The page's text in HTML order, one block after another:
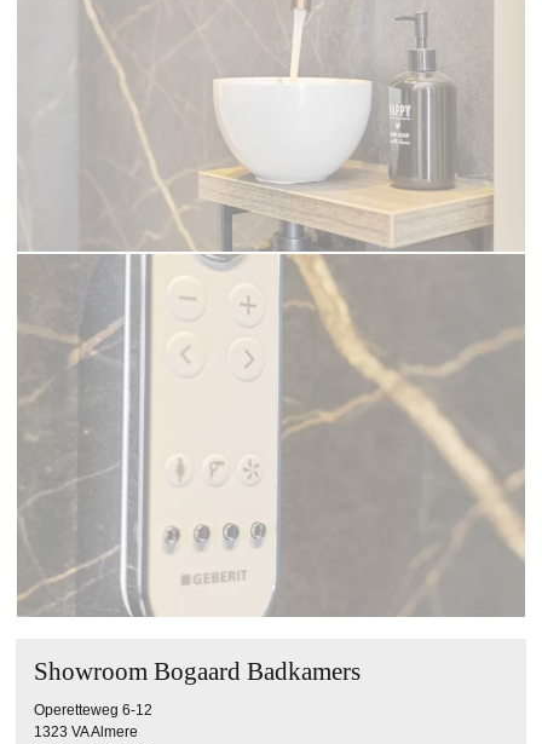
Showroom Bogaard Badkamers
Operetteweg 6-12
1323 VA Almere